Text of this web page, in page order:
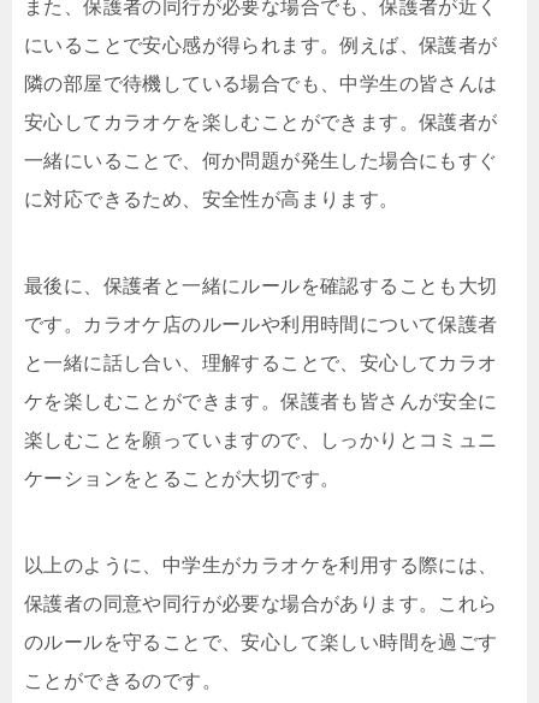
また、保護者の同行が必要な場合でも、保護者が近く
にいることで安心感が得られます。例えば、保護者が
隣の部屋で待機している場合でも、中学生の皆さんは
安心してカラオケを楽しむことができます。保護者が
一緒にいることで、何か問題が発生した場合にもすぐ
に対応できるため、安全性が高まります。
最後に、保護者と一緒にルールを確認することも大切
です。カラオケ店のルールや利用時間について保護者
と一緒に話し合い、理解することで、安心してカラオ
ケを楽しむことができます。保護者も皆さんが安全に
楽しむことを願っていますので、しっかりとコミュニ
ケーションをとることが大切です。
以上のように、中学生がカラオケを利用する際には、
保護者の同意や同行が必要な場合があります。これら
のルールを守ることで、安心して楽しい時間を過ごす
ことができるのです。